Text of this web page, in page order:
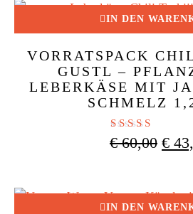
IN DEN
VORRATSPACK
GUSTL –
LEBERKÄSE MIT
SCHMELZ
Bewertet
5.00
€60,00
€
€
IN DEN